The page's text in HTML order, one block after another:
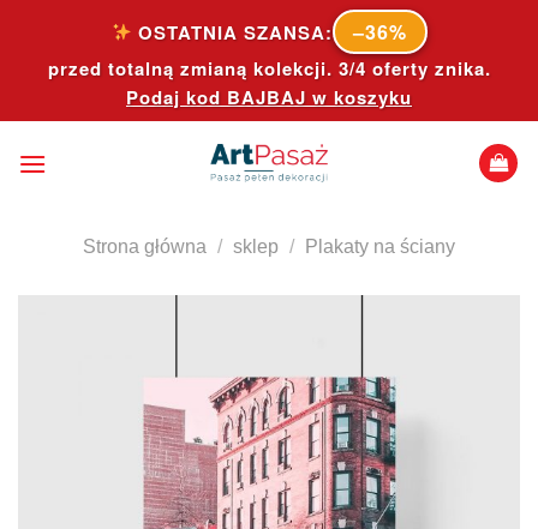
content
OSTATNIA SZANSA: –36%
przed totalną zmianą kolekcji. 3/4 oferty znika.
Podaj kod BAJBAJ w koszyku
Strona główna / sklep / Plakaty na ściany